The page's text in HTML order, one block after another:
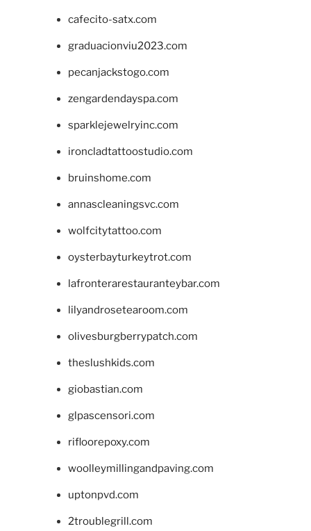
cafecito-satx.com
graduacionviu2023.com
pecanjackstogo.com
zengardendayspa.com
sparklejewelryinc.com
ironcladtattoostudio.com
bruinshome.com
annascleaningsvc.com
wolfcitytattoo.com
oysterbayturkeytrot.com
lafronterarestauranteybar.com
lilyandrosetearoom.com
olivesburgberrypatch.com
theslushkids.com
giobastian.com
glpascensori.com
rifloorepoxy.com
woolleymillingandpaving.com
uptonpvd.com
2troublegrill.com